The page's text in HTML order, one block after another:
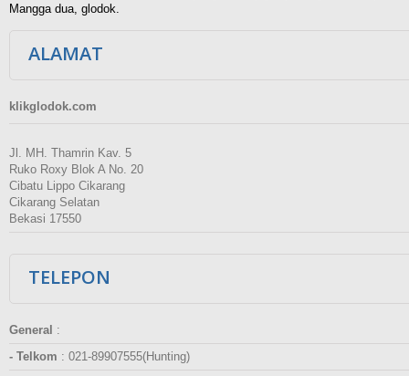
Mangga dua, glodok.
ALAMAT
klikglodok.com
Jl. MH. Thamrin Kav. 5
Ruko Roxy Blok A No. 20
Cibatu Lippo Cikarang
Cikarang Selatan
Bekasi 17550
TELEPON
General :
- Telkom : 021-89907555(Hunting)